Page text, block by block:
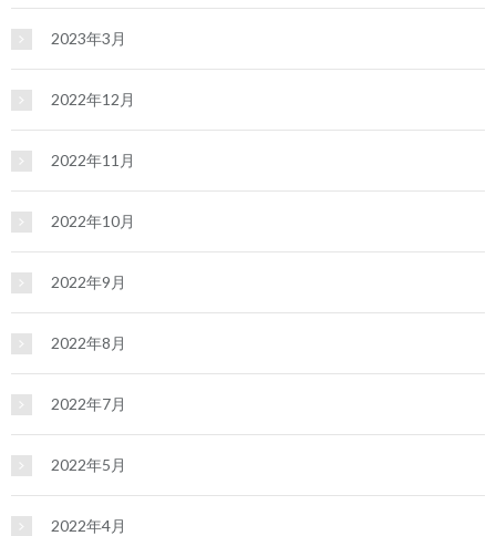
2023年3月
2022年12月
2022年11月
2022年10月
2022年9月
2022年8月
2022年7月
2022年5月
2022年4月